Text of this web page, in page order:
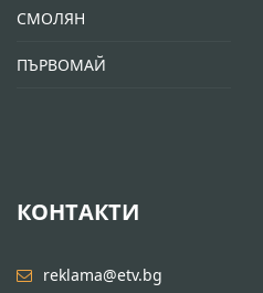
СМОЛЯН
ПЪРВОМАЙ
КОНТАКТИ
reklama@etv.bg